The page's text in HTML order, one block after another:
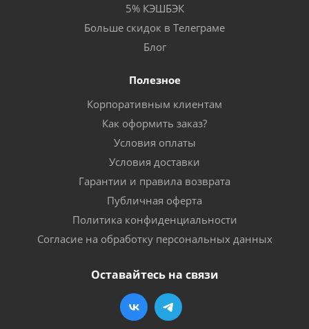
5% КЭШБЭК
Больше скидок в Телеграме
Блог
Полезное
Корпоративным клиентам
Как оформить заказ?
Условия оплаты
Условия доставки
Гарантии и правила возврата
Публичная оферта
Политика конфиденциальности
Согласие на обработку персональных данных
Оставайтесь на связи